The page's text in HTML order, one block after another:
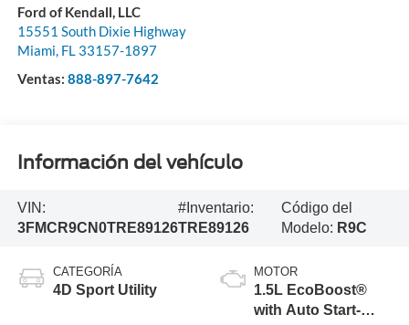
Ford of Kendall, LLC
15551 South Dixie Highway
Miami, FL 33157-1897
Ventas: 888-897-7642
Información del vehículo
VIN:
3FMCR9CN0TRE89126
#Inventario:
TRE89126
Código del
Modelo: R9C
CATEGORÍA
4D Sport Utility
MOTOR
1.5L EcoBoost®
with Auto Start-